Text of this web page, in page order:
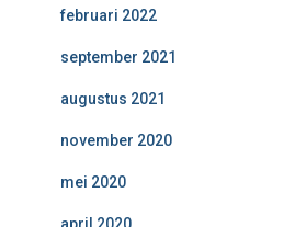
februari 2022
september 2021
augustus 2021
november 2020
mei 2020